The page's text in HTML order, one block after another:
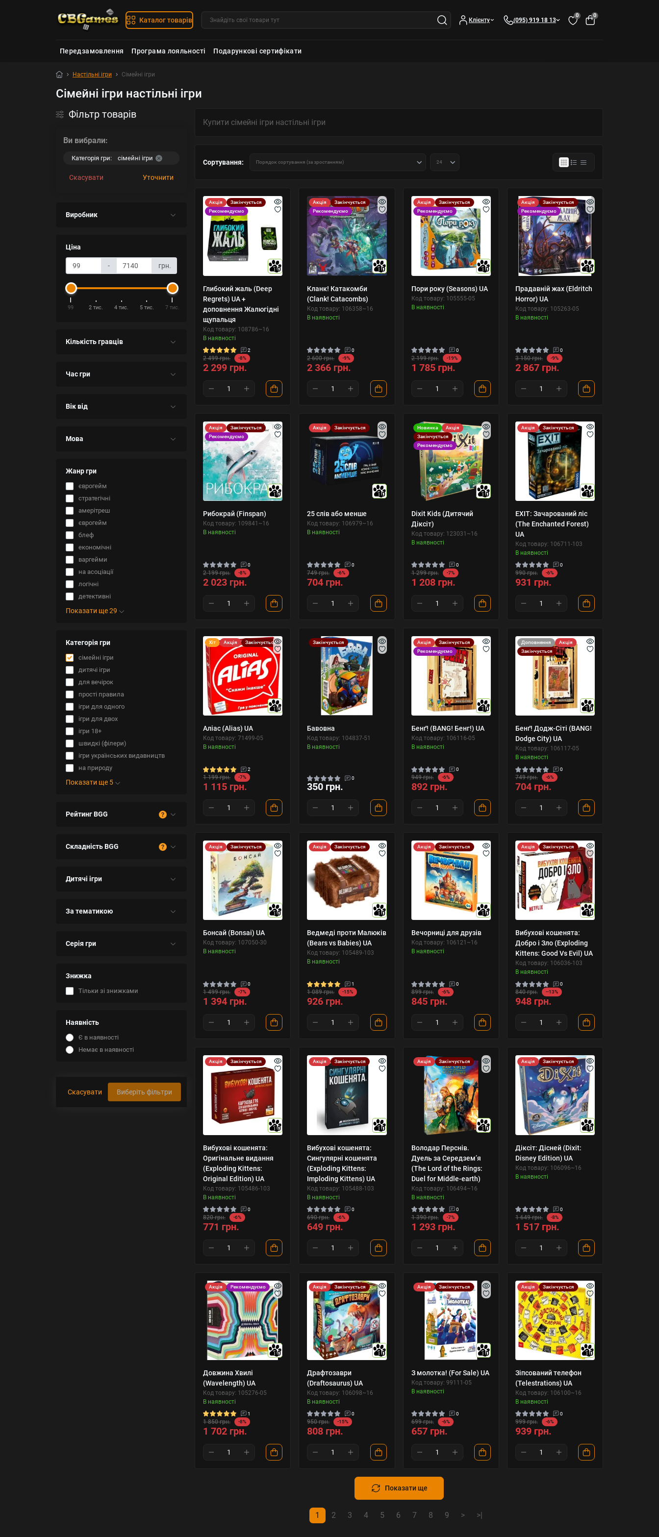
Каталог товарів Клієнту (095) 919 18 13
0 0
Передзамовлення Програма лояльності Подарункові сертифікати
Настільні ігри Сімейні ігри
Сімейні ігри настільні ігри
Фільтр товарів
Ви вибрали:
Категорія гри: сімейні ігри
Скасувати Уточнити
Виробник
Ціна
- грн.
99 2 тис. 4 тис. 5 тис. 7 тис.
Кількість гравців
Час гри
Вік від
Мова
Жанр гри
єврогейм
стратегічні
амерітреш
єврогейм
блеф
економічні
варгейми
на асоціації
логічні
детективні
Показати ще 29
Категорія гри
сімейні ігри
дитячі ігри
для вечірок
прості правила
ігри для одного
ігри для двох
ігри 18+
швидкі (філери)
ігри українських видавництв
на природу
Показати ще 5
Рейтинг BGG
Складність BGG
Дитячі ігри
За тематикою
Серія гри
Знижка
Тільки зі знижками
Наявність
Є в наявності
Немає в наявності
Скасувати Виберіть фільтри
Купити сімейні ігри настільні ігри
Сортування:
Акція
Закінчується
Рекомендуємо
10
Глибокий жаль (Deep
Regrets) UA +
доповнення Жалюгідні
щупальця
Код товару: 108786~16
В наявності
2
2 499 грн. -8%
2 299 грн.
Акція
Закінчується
Рекомендуємо
10
Кланк! Катакомби
(Clank! Catacombs)
Код товару: 106358~16
В наявності
0
2 600 грн. -9%
2 366 грн.
Акція
Закінчується
Рекомендуємо
10
Пори року (Seasons) UA
Код товару: 105555-05
В наявності
0
2 199 грн. -19%
1 785 грн.
Акція
Закінчується
Рекомендуємо
10
Прадавній жах (Eldritch
Horror) UA
Код товару: 105263-05
В наявності
0
3 150 грн. -9%
2 867 грн.
Акція
Закінчується
Рекомендуємо
10
Рибокрай (Finspan)
Код товару: 109841~16
В наявності
0
2 199 грн. -8%
2 023 грн.
Акція Закінчується
10
25 слів або менше
Код товару: 106979~16
В наявності
0
749 грн. -6%
704 грн.
Новинка
Акція
Закінчується
Рекомендуємо
10
Dixit Kids (Дитячий
Діксіт)
Код товару: 123031~16
В наявності
0
1 299 грн. -7%
1 208 грн.
Акція Закінчується
10
EXIT: Зачарований ліс
(The Enchanted Forest)
UA
Код товару: 106711-103
В наявності
0
990 грн. -6%
931 грн.
Хіт Акція Закінчується
10
Аліас (Alias) UA
Код товару: 71499-05
В наявності
2
1 199 грн. -7%
1 115 грн.
Закінчується
Бавовна
Код товару: 104837-51
В наявності
0
350 грн.
Акція
Закінчується
Рекомендуємо
10
Бенґ! (BANG! Бенг!) UA
Код товару: 106116-05
В наявності
0
949 грн. -6%
892 грн.
Доповнення
Акція
Закінчується
10
Бенґ! Додж-Сіті (BANG!
Dodge City) UA
Код товару: 106117-05
В наявності
0
749 грн. -6%
704 грн.
Акція Закінчується
10
Бонсай (Bonsai) UA
Код товару: 107050-30
В наявності
0
1 499 грн. -7%
1 394 грн.
Акція Закінчується
10
Ведмеді проти Малюків
(Bears vs Babies) UA
Код товару: 105489-103
В наявності
1
1 089 грн. -15%
926 грн.
Акція Закінчується
10
Вечорниці для друзів
Код товару: 106121~16
В наявності
0
899 грн. -6%
845 грн.
Акція Закінчується
10
Вибухові кошенята:
Добро і Зло (Exploding
Kittens: Good Vs Evil) UA
Код товару: 106036-103
В наявності
0
840 грн. --13%
948 грн.
Акція Закінчується
10
Вибухові кошенята:
Оригінальне видання
(Exploding Kittens:
Original Edition) UA
Код товару: 105486-103
В наявності
0
820 грн. -6%
771 грн.
Акція Закінчується
10
Вибухові кошенята:
Сингулярні кошенята
(Exploding Kittens:
Imploding Kittens) UA
Код товару: 105488-103
В наявності
0
690 грн. -6%
649 грн.
Акція Закінчується
10
Володар Перснів.
Дуель за Середземʼя
(The Lord of the Rings:
Duel for Middle-earth)
Код товару: 106494~16
В наявності
0
1 390 грн. -7%
1 293 грн.
Акція Закінчується
10
Діксіт: Дісней (Dixit:
Disney Edition) UA
Код товару: 106096~16
В наявності
0
1 649 грн. -8%
1 517 грн.
Акція Рекомендуємо
10
Довжина Хвилі
(Wavelength) UA
Код товару: 105276-05
В наявності
1
1 850 грн. -8%
1 702 грн.
Акція Закінчується
10
Драфтозаври
(Draftosaurus) UA
Код товару: 106098~16
В наявності
0
950 грн. -15%
808 грн.
Акція Закінчується
10
З молотка! (For Sale) UA
Код товару: 99111-05
В наявності
0
699 грн. -6%
657 грн.
Акція Закінчується
10
Зіпсований телефон
(Telestrations) UA
Код товару: 106100~16
В наявності
0
999 грн. -6%
939 грн.
Показати ще
1 2 3 4 5 6 7 8 9 > >|